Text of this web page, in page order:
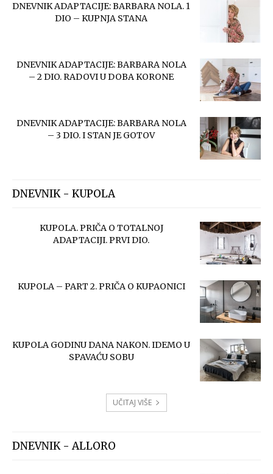
DNEVNIK ADAPTACIJE: BARBARA NOLA. 1
DIO – KUPNJA STANA
DNEVNIK ADAPTACIJE: BARBARA NOLA
– 2 DIO. RADOVI U DOBA KORONE
DNEVNIK ADAPTACIJE: BARBARA NOLA
– 3 DIO. I STAN JE GOTOV
DNEVNIK - KUPOLA
KUPOLA. PRIČA O TOTALNOJ
ADAPTACIJI. PRVI DIO.
KUPOLA – PART 2. PRIČA O KUPAONICI
KUPOLA GODINU DANA NAKON. IDEMO U
SPAVAĆU SOBU
UČITAJ VIŠE
DNEVNIK - ALLORO